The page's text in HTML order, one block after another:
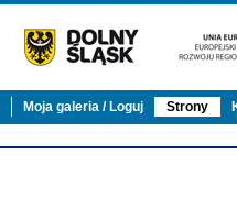
Moja galeria / Loguj Strony